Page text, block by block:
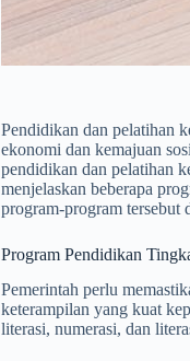
Pendidikan dan pelatihan
ekonomi dan kemajuan
pendidikan dan pelatihan
menjelaskan beberapa
program-program tersebut
Program Pendidikan
Pemerintah perlu
keterampilan yang kuat
literasi, numerasi, dan